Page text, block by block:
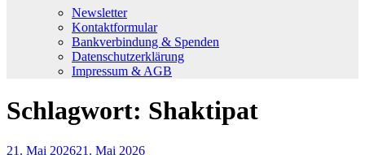
Newsletter
Kontaktformular
Bankverbindung & Spenden
Datenschutzerklärung
Impressum & AGB
Schlagwort: Shaktipat
Veröffentlicht
21. Mai 202621. Mai 2026